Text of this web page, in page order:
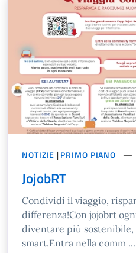
NOTIZIE |PRIMO PIANO
JojobRT
Condividi il viaggio,
differenza!Con jojobrt
diventare più
smart.Entra nella comm ...